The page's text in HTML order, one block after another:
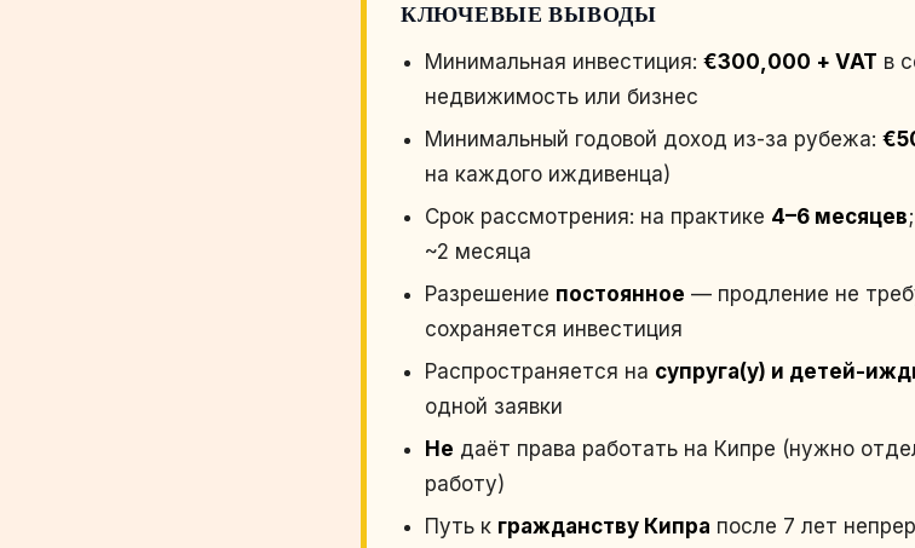
КЛЮЧЕВЫЕ ВЫВОДЫ
Минимальная инвестиция: €300,000 + VAT в
недвижимость или бизнес
Минимальный годовой доход из-за рубежа:
на каждого иждивенца)
Срок рассмотрения: на практике 4–6 месяцев
~2 месяца
Разрешение постоянное — продление не
сохраняется инвестиция
Распространяется на супруга(у) и детей-
одной заявки
Не даёт права работать на Кипре (нужно
работу)
Путь к гражданству Кипра после 7 лет